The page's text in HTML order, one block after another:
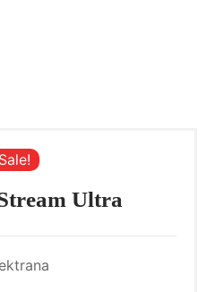
Sale!
Ultra